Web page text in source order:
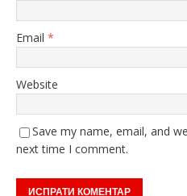
Email *
Website
Save my name, email, and
next time I comment.